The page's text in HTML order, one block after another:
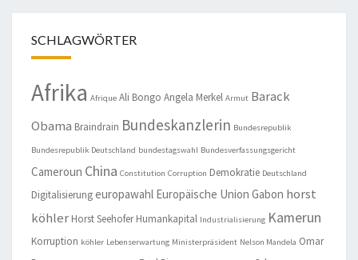
SCHLAGWÖRTER
Afrika Afrique Ali Bongo Angela Merkel Armut Barack
Obama Braindrain Bundeskanzlerin Bundesrepublik
Bundesrepublik Deutschland bundestagswahl Bundesverfassungsgericht
Cameroun China Constitution Corruption Demokratie Deutschland
Digitalisierungeuropawahl Europäische Union Gabon horst
köhler Horst Seehofer Humankapital Industrialisierung Kamerun
Korruption köhler Lebenserwartung Ministerpräsident Nelson Mandela Omar